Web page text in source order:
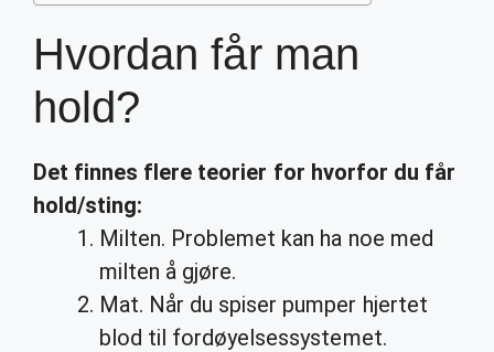
Hvordan får man
hold?
Det finnes flere teorier for hvorfor du får
hold/sting:
Milten. Problemet kan ha noe med
milten å gjøre.
Mat. Når du spiser pumper hjertet
blod til fordøyelsessystemet.